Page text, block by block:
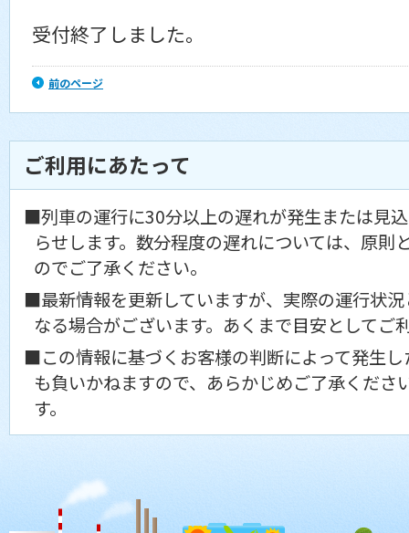
受付終了しました。
前のページ
ご利用にあたって
■列車の運行に30分以上の遅れが発生または見
らせします。数分程度の遅れについては、原則
のでご了承ください。
■最新情報を更新していますが、実際の運行状
なる場合がございます。あくまで目安としてご
■この情報に基づくお客様の判断によって発生
も負いかねますので、あらかじめご了承くださ
す。